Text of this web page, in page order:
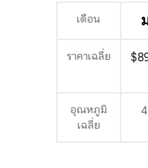
เดือน
ราคาเฉลี่ย
อุณหภูมิ
เฉลี่ย